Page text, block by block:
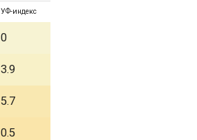
УФ-индекс
0
3.9
5.7
0.5